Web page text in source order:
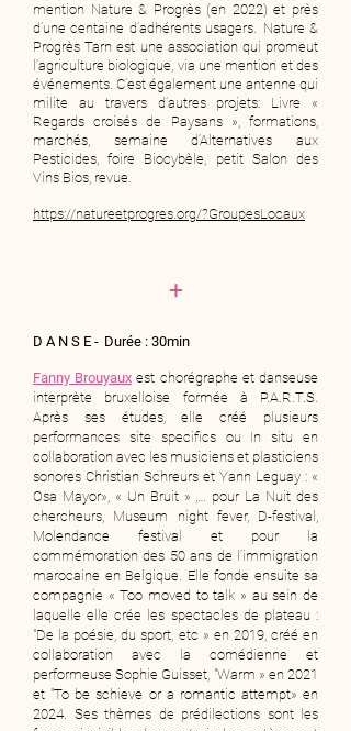
mention Nature & Progrès (en 2022) et près
d’une centaine d’adhérents usagers. Nature &
Progrès Tarn est une association qui promeut
l’agriculture biologique, via une mention et des
événements. C’est également une antenne qui
milite au travers d’autres projets: Livre «
Regards croisés de Paysans », formations,
marchés, semaine d’Alternatives aux
Pesticides, foire Biocybèle, petit Salon des
Vins Bios, revue.
https://natureetprogres.org/?GroupesLocaux
+
D A N S E - Durée : 30min
Fanny Brouyaux est chorégraphe et danseuse
interprète bruxelloise formée à P.A.R.T.S.
Après ses études, elle créé plusieurs
performances site specifics ou In situ en
collaboration avec les musiciens et plasticiens
sonores Christian Schreurs et Yann Leguay : «
Osa Mayor», « Un Bruit » ,… pour La Nuit des
chercheurs, Museum night fever, D-festival,
Molendance festival et pour la
commémoration des 50 ans de l’immigration
marocaine en Belgique. Elle fonde ensuite sa
compagnie « Too moved to talk » au sein de
laquelle elle crée les spectacles de plateau :
"De la poésie, du sport, etc » en 2019, créé en
collaboration avec la comédienne et
performeuse Sophie Guisset, "Warm » en 2021
et "To be schieve or a romantic attempt» en
2024. Ses thèmes de prédilections sont les